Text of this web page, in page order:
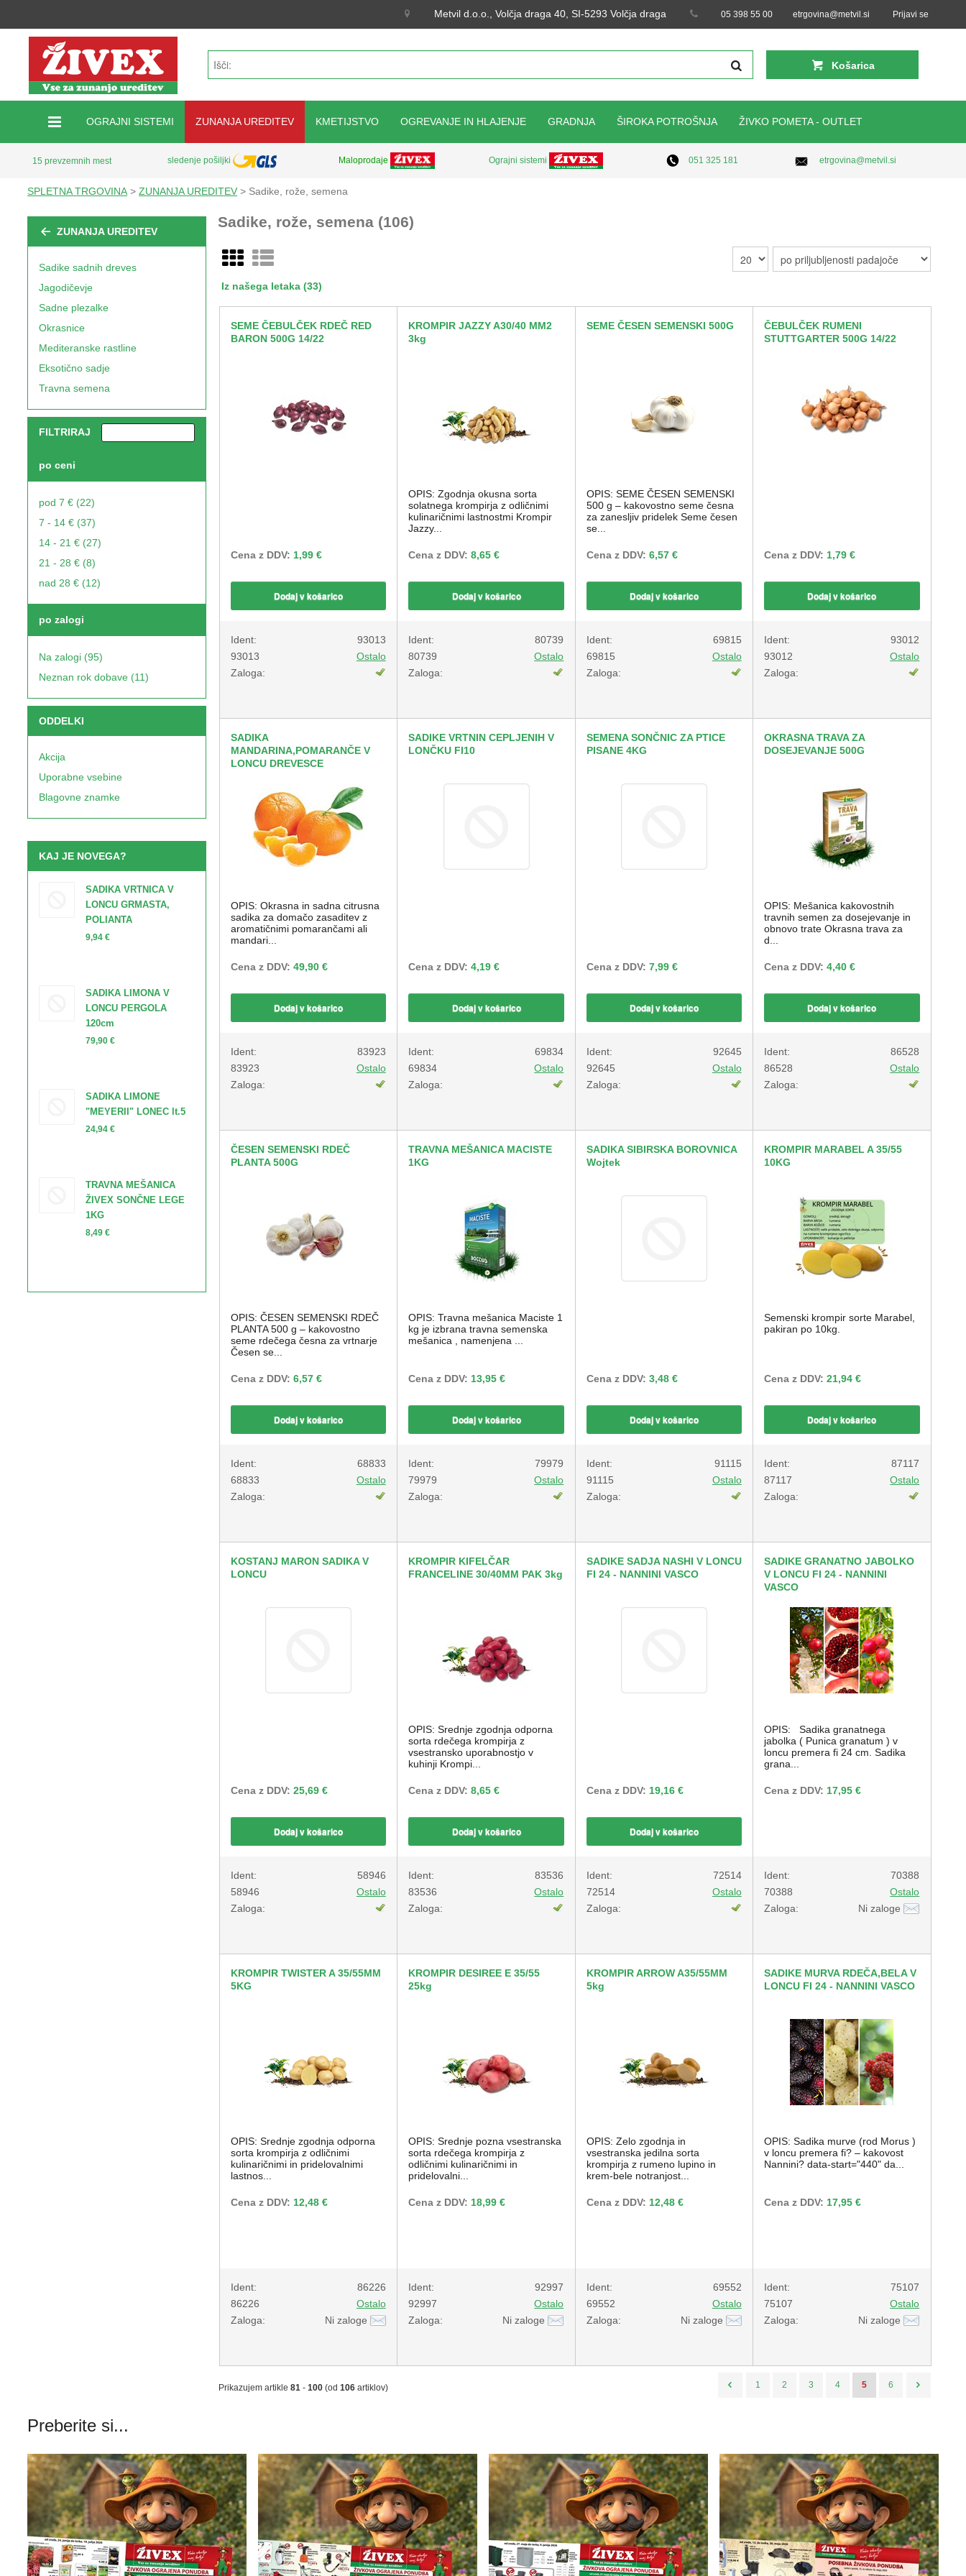
Metvil d.o.o., Volčja draga 40, SI-5293 Volčja draga 05 398 55 00 etrgovina@metvil.si Prijavi se
Košarica
OGRAJNI SISTEMI ZUNANJA UREDITEV KMETIJSTVO OGREVANJE IN HLAJENJE GRADNJA ŠIROKA POTROŠNJA ŽIVKO POMETA - OUTLET
15 prevzemnih mest sledenje pošiljki Maloprodaje Ograjni sistemi 051 325 181 etrgovina@metvil.si
SPLETNA TRGOVINA > ZUNANJA UREDITEV > Sadike, rože, semena
ZUNANJA UREDITEV
Sadike sadnih dreves
Jagodičevje
Sadne plezalke
Okrasnice
Mediteranske rastline
Eksotično sadje
Travna semena
FILTRIRAJ
po ceni
pod 7 € (22)
7 - 14 € (37)
14 - 21 € (27)
21 - 28 € (8)
nad 28 € (12)
po zalogi
Na zalogi (95)
Neznan rok dobave (11)
ODDELKI
Akcija
Uporabne vsebine
Blagovne znamke
KAJ JE NOVEGA?
SADIKA VRTNICA V
LONCU GRMASTA,
POLIANTA
9,94 €
SADIKA LIMONA V
LONCU PERGOLA
120cm
79,90 €
SADIKA LIMONE
"MEYERII" LONEC lt.5
24,94 €
TRAVNA MEŠANICA
ŽIVEX SONČNE LEGE
1KG
8,49 €
Sadike, rože, semena (106)
Iz našega letaka (33)
SEME ČEBULČEK RDEČ RED
BARON 500G 14/22
Cena z DDV: 1,99 €
Dodaj v košarico
Ident:
93013
93013
Ostalo
Zaloga:
KROMPIR JAZZY A30/40 MM2
3kg
OPIS: Zgodnja okusna sorta
solatnega krompirja z odličnimi
kulinaričnimi lastnostmi Krompir
Jazzy...
Cena z DDV: 8,65 €
Dodaj v košarico
Ident:
80739
80739
Ostalo
Zaloga:
SEME ČESEN SEMENSKI 500G
OPIS: SEME ČESEN SEMENSKI
500 g – kakovostno seme česna
za zanesljiv pridelek Seme česen
se...
Cena z DDV: 6,57 €
Dodaj v košarico
Ident:
69815
69815
Ostalo
Zaloga:
ČEBULČEK RUMENI
STUTTGARTER 500G 14/22
Cena z DDV: 1,79 €
Dodaj v košarico
Ident:
93012
93012
Ostalo
Zaloga:
SADIKA
MANDARINA,POMARANČE V
LONCU DREVESCE
OPIS: Okrasna in sadna citrusna
sadika za domačo zasaditev z
aromatičnimi pomarančami ali
mandari...
Cena z DDV: 49,90 €
Dodaj v košarico
Ident:
83923
83923
Ostalo
Zaloga:
SADIKE VRTNIN CEPLJENIH V
LONČKU FI10
Cena z DDV: 4,19 €
Dodaj v košarico
Ident:
69834
69834
Ostalo
Zaloga:
SEMENA SONČNIC ZA PTICE
PISANE 4KG
Cena z DDV: 7,99 €
Dodaj v košarico
Ident:
92645
92645
Ostalo
Zaloga:
OKRASNA TRAVA ZA
DOSEJEVANJE 500G
OPIS: Mešanica kakovostnih
travnih semen za dosejevanje in
obnovo trate Okrasna trava za
d...
Cena z DDV: 4,40 €
Dodaj v košarico
Ident:
86528
86528
Ostalo
Zaloga:
ČESEN SEMENSKI RDEČ
PLANTA 500G
OPIS: ČESEN SEMENSKI RDEČ
PLANTA 500 g – kakovostno
seme rdečega česna za vrtnarje
Česen se...
Cena z DDV: 6,57 €
Dodaj v košarico
Ident:
68833
68833
Ostalo
Zaloga:
TRAVNA MEŠANICA MACISTE
1KG
OPIS: Travna mešanica Maciste 1
kg je izbrana travna semenska
mešanica , namenjena ...
Cena z DDV: 13,95 €
Dodaj v košarico
Ident:
79979
79979
Ostalo
Zaloga:
SADIKA SIBIRSKA BOROVNICA
Wojtek
Cena z DDV: 3,48 €
Dodaj v košarico
Ident:
91115
91115
Ostalo
Zaloga:
KROMPIR MARABEL A 35/55
10KG
Semenski krompir sorte Marabel,
pakiran po 10kg.
Cena z DDV: 21,94 €
Dodaj v košarico
Ident:
87117
87117
Ostalo
Zaloga:
KOSTANJ MARON SADIKA V
LONCU
Cena z DDV: 25,69 €
Dodaj v košarico
Ident:
58946
58946
Ostalo
Zaloga:
KROMPIR KIFELČAR
FRANCELINE 30/40MM PAK 3kg
OPIS: Srednje zgodnja odporna
sorta rdečega krompirja z
vsestransko uporabnostjo v
kuhinji Krompi...
Cena z DDV: 8,65 €
Dodaj v košarico
Ident:
83536
83536
Ostalo
Zaloga:
SADIKE SADJA NASHI V LONCU
FI 24 - NANNINI VASCO
Cena z DDV: 19,16 €
Dodaj v košarico
Ident:
72514
72514
Ostalo
Zaloga:
SADIKE GRANATNO JABOLKO
V LONCU FI 24 - NANNINI
VASCO
OPIS: Sadika granatnega
jabolka ( Punica granatum ) v
loncu premera fi 24 cm. Sadika
grana...
Cena z DDV: 17,95 €
Ident:
70388
70388
Ostalo
Zaloga:
Ni zaloge
KROMPIR TWISTER A 35/55MM
5KG
OPIS: Srednje zgodnja odporna
sorta krompirja z odličnimi
kulinaričnimi in pridelovalnimi
lastnos...
Cena z DDV: 12,48 €
Ident:
86226
86226
Ostalo
Zaloga:
Ni zaloge
KROMPIR DESIREE E 35/55
25kg
OPIS: Srednje pozna vsestranska
sorta rdečega krompirja z
odličnimi kulinaričnimi in
pridelovalni...
Cena z DDV: 18,99 €
Ident:
92997
92997
Ostalo
Zaloga:
Ni zaloge
KROMPIR ARROW A35/55MM
5kg
OPIS: Zelo zgodnja in
vsestranska jedilna sorta
krompirja z rumeno lupino in
krem-bele notranjost...
Cena z DDV: 12,48 €
Ident:
69552
69552
Ostalo
Zaloga:
Ni zaloge
SADIKE MURVA RDEČA,BELA V
LONCU FI 24 - NANNINI VASCO
OPIS: Sadika murve (rod Morus )
v loncu premera fi? – kakovost
Nannini? data-start="440" da...
Cena z DDV: 17,95 €
Ident:
75107
75107
Ostalo
Zaloga:
Ni zaloge
Prikazujem artikle 81- 100(od 106artiklov) 1 2 3 4 5 6
Preberite si...